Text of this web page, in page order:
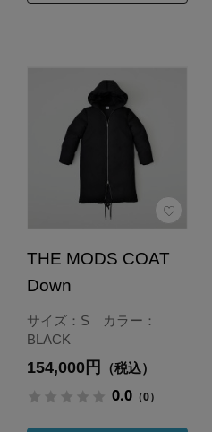
THE MODS COAT
Down
サイズ：S カラー：
BLACK
154,000円 （税込）
0.0（0）